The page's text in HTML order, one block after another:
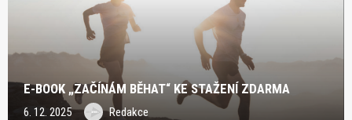
E-BOOK „ZAČÍNÁM BĚHAT“ KE STAŽENÍ ZDARMA
6. 12. 2025 Redakce